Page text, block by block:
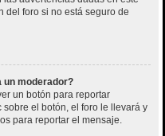
del foro si no está seguro de
un moderador?
un botón para reportar
el botón, el foro le llevará y
para reportar el mensaje.